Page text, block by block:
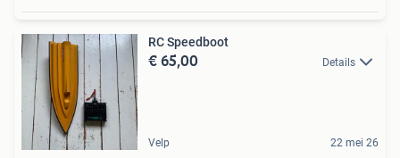
RC Speedboot
€ 65,00 Details
Velp 22 mei 26